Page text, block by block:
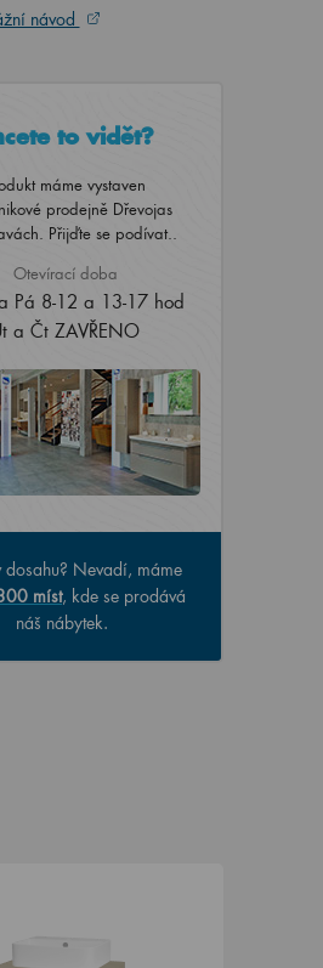
návod
to vidět?
máme vystaven
prodejně Dřevojas
Přijďte se podívat..
Otevírací doba
Pá 8-12 a 13-17 hod
a Čt ZAVŘENO
dosahu? Nevadí, máme
míst, kde se prodává
náš nábytek.